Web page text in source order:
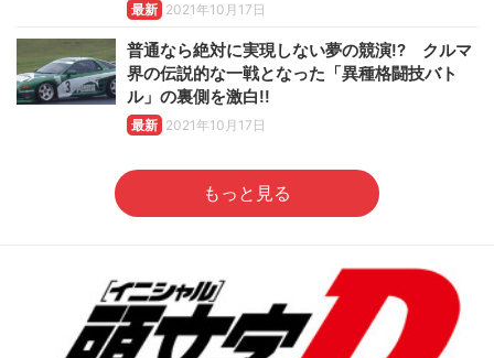
最新 2021年10月17日
普通なら絶対に実現しない夢の競演!? クルマ
界の伝説的な一戦となった「異種格闘技バト
ル」の裏側を激白!!
最新 2021年10月17日
もっと見る